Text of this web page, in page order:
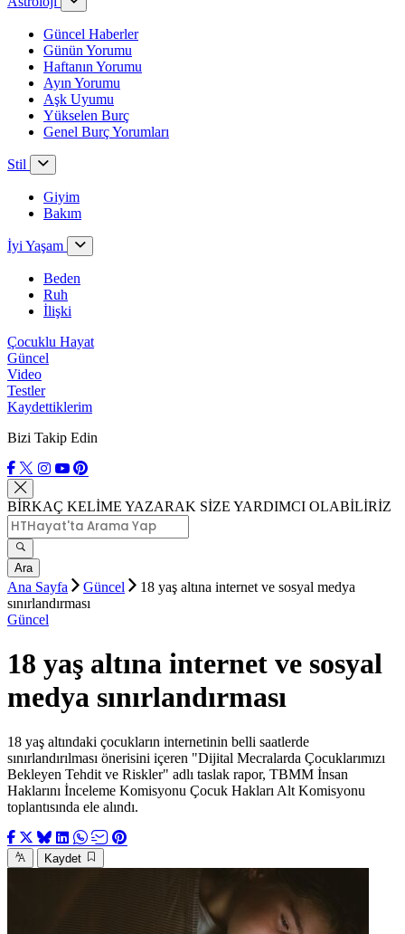
Güncel Haberler
Günün Yorumu
Haftanın Yorumu
Ayın Yorumu
Aşk Uyumu
Yükselen Burç
Genel Burç Yorumları
Stil
Giyim
Bakım
İyi Yaşam
Beden
Ruh
İlişki
Çocuklu Hayat
Güncel
Video
Testler
Kaydettiklerim
Bizi Takip Edin
BİRKAÇ KELİME YAZARAK SİZE YARDIMCI OLABİLİRİZ
Ara
Ana Sayfa Güncel
18 yaş altına internet ve sosyal medya
sınırlandırması
Güncel
18 yaş altına internet ve sosyal
medya sınırlandırması
18 yaş altındaki çocukların internetinin belli saatlerde
sınırlandırılması önerisini içeren "Dijital Mecralarda Çocuklarımızı
Bekleyen Tehdit ve Riskler" adlı taslak rapor, TBMM İnsan
Haklarını İnceleme Komisyonu Çocuk Hakları Alt Komisyonu
toplantısında ele alındı.
Kaydet